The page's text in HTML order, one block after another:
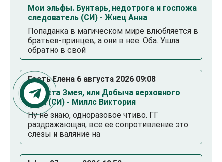
Мои эльфы. Бунтарь, недотрога и госпожа
следователь (СИ) - Жнец Анна
Попаданка в магическом мире влюбляется в
братьев-принцев, а они в нее. Оба. Ушла
обратно в свой
Гость Елена 6 августа 2026 09:08
Невеста Змея, или Добыча верховного
Нага (СИ) - Миллс Виктория
Ну не знаю, одноразовое чтиво. ГГ
раздражающая, все ее сопротивление это
слезы и валяние на